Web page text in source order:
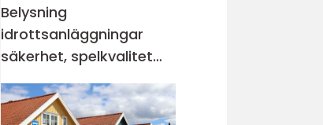
Belysning
idrottsanläggningar
säkerhet, spelkvalitet
och smartare underhåll